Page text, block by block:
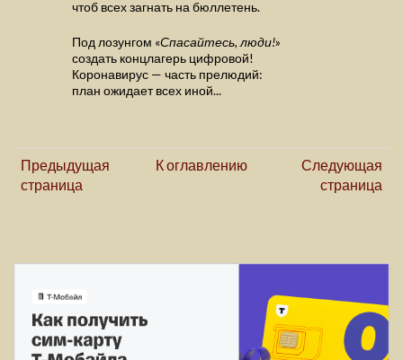
чтоб всех загнать на бюллетень.
Под лозунгом «Спасайтесь, люди!»
создать концлагерь цифровой!
Коронавирус — часть прелюдий:
план ожидает всех иной...
Предыдущая
страница
К оглавлению
Следующая
страница